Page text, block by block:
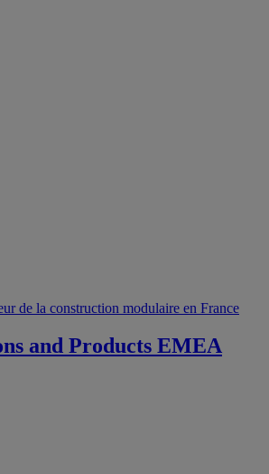
de la construction modulaire en France
and Products EMEA